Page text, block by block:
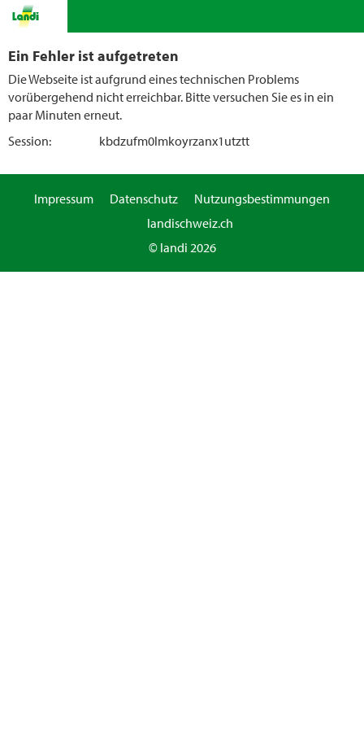
Ein Fehler ist aufgetreten
Die Webseite ist aufgrund eines technischen Problems
vorübergehend nicht erreichbar. Bitte versuchen Sie es in ein
paar Minuten erneut.
Session:
kbdzufm0lmkoyrzanx1utztt
Impressum Datenschutz
Nutzungsbestimmungen
landischweiz.ch
© landi 2026